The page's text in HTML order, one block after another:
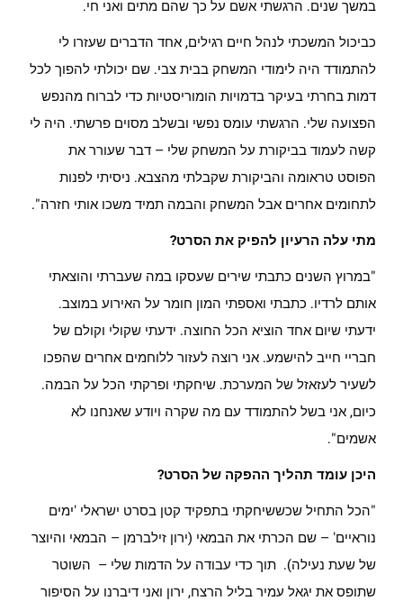
במשך שנים. הרגשתי אשם על כך שהם מתים ואני חי.
כביכול המשכתי לנהל חיים רגילים, אחד הדברים שעזרו לי
להתמודד היה לימודי המשחק בבית צבי. שם יכולתי להפוך לכל
דמות בחרתי בעיקר בדמויות הומוריסטיות כדי לברוח מהנפש
הפצועה שלי. הרגשתי עומס נפשי ובשלב מסוים פרשתי. היה לי
קשה לעמוד בביקורת על המשחק שלי – דבר שעורר את
הפוסט טראומה והביקורת שקבלתי מהצבא. ניסיתי לפנות
לתחומים אחרים אבל המשחק והבמה תמיד משכו אותי חזרה".
מתי עלה הרעיון להפיק את הסרט?
"במרוץ השנים כתבתי שירים שעסקו במה שעברתי והוצאתי
אותם לרדיו. כתבתי ואספתי המון חומר על האירוע במוצב.
ידעתי שיום אחד הוציא הכל החוצה. ידעתי שקולי וקולם של
חבריי חייב להישמע. אני רוצה לעזור ללוחמים אחרים שהפכו
לשעיר לעזאזל של המערכת. שיחקתי ופרקתי הכל על הבמה.
כיום, אני בשל להתמודד עם מה שקרה ויודע שאנחנו לא
אשמים".
היכן עומד תהליך ההפקה של הסרט?
"הכל התחיל שכששיחקתי בתפקיד קטן בסרט ישראלי 'ימים
נוראיים' – שם הכרתי את הבמאי (ירון זילברמן – הבמאי והיוצר
של שעת נעילה). תוך כדי עבודה על הדמות שלי – השוטר
שתופס את יגאל עמיר בליל הרצח, ירון ואני דיברנו על הסיפור